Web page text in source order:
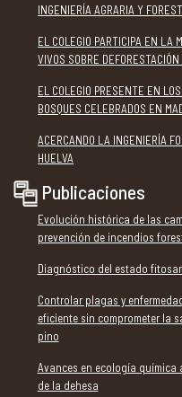
INGENIERÍA AGRARIA Y
EL COLEGIO PARTICIPA EN LA
VIVOS SOBRE DEFORESTACIÓN
EL COLEGIO PRESENTE EN
BOSQUES CELEBRADOS EN
ACERCANDO LA INGENIERÍA
HUELVA
Publicaciones
Evolución histórica de las
prevención de incendios
Diagnóstico del estado
Controlar plagas y
eficiente sin comprometer la
pino
Avances en ecología
de la dehesa